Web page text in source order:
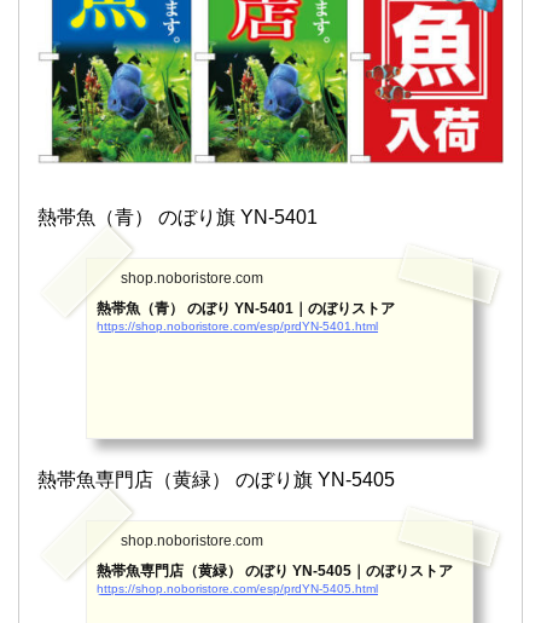
熱帯魚（青） のぼり旗 YN-5401
shop.noboristore.com
熱帯魚（青） のぼり YN-5401｜のぼりストア
https://shop.noboristore.com/esp/prdYN-5401.html
熱帯魚専門店（黄緑） のぼり旗 YN-5405
shop.noboristore.com
熱帯魚専門店（黄緑） のぼり YN-5405｜のぼりストア
https://shop.noboristore.com/esp/prdYN-5405.html